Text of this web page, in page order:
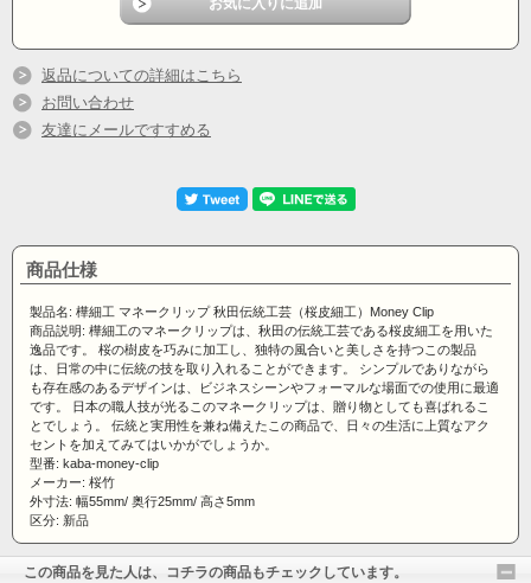
ても喜ばれることでしょう。
伝統と実用性を兼ね備えたこの商品で、日々の生活に上
■SIZE：縦2.5×横5.5×厚0.5(cm)
返品についての詳細はこちら
お問い合わせ
友達にメールですすめる
商品仕様
製品名: 樺細工 マネークリップ 秋田伝統工芸（桜皮細工）Money Clip
商品説明: 樺細工のマネークリップは、秋田の伝統工芸である桜皮細工を用いた
逸品です。 桜の樹皮を巧みに加工し、独特の風合いと美しさを持つこの製品
は、日常の中に伝統の技を取り入れることができます。 シンプルでありながら
も存在感のあるデザインは、ビジネスシーンやフォーマルな場面での使用に最適
です。 日本の職人技が光るこのマネークリップは、贈り物としても喜ばれるこ
とでしょう。 伝統と実用性を兼ね備えたこの商品で、日々の生活に上質なアク
セントを加えてみてはいかがでしょうか。
型番: kaba-money-clip
メーカー: 桜竹
外寸法: 幅55mm/ 奥行25mm/ 高さ5mm
区分: 新品
この商品を見た人は、コチラの商品もチェックしています。